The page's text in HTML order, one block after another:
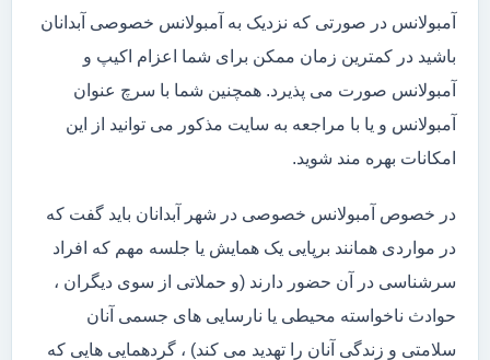
آمبولانس در صورتی که نزدیک به آمبولانس خصوصی آبدانان
باشید در کمترین زمان ممکن برای شما اعزام اکیپ و
آمبولانس صورت می پذیرد. همچنین شما با سرچ عنوان
آمبولانس و یا با مراجعه به سایت مذکور می توانید از این
امکانات بهره مند شوید.
در خصوص آمبولانس خصوصی در شهر آبدانان باید گفت که
در مواردی همانند برپایی یک همایش یا جلسه مهم که افراد
سرشناسی در آن حضور دارند (و حملاتی از سوی دیگران ،
حوادث ناخواسته محیطی یا نارسایی های جسمی آنان
سلامتی و زندگی آنان را تهدید می کند) ، گردهمایی هایی که